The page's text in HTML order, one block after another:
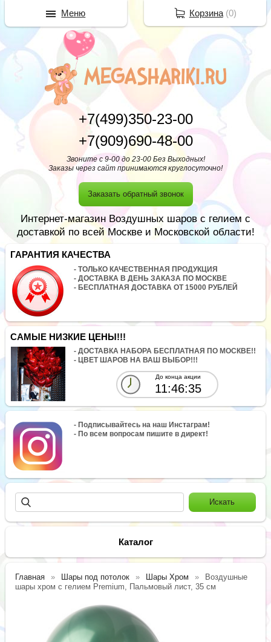
+7(499)350-23-00
+7(909)690-48-00
Звоните с 9-00 до 23-00 Без Выходных!
Заказы через сайт принимаются круглосуточно!
Заказать обратный звонок
Интернет-магазин Воздушных шаров с гелием с
доставкой по всей Москве и Московской области!
ГАРАНТИЯ КАЧЕСТВА
- ТОЛЬКО КАЧЕСТВЕННАЯ ПРОДУКЦИЯ
- ДОСТАВКА В ДЕНЬ ЗАКАЗА ПО МОСКВЕ
- БЕСПЛАТНАЯ ДОСТАВКА ОТ 15000 РУБЛЕЙ
САМЫЕ НИЗКИЕ ЦЕНЫ!!!
- ДОСТАВКА НАБОРА БЕСПЛАТНАЯ ПО МОСКВЕ!!
- ЦВЕТ ШАРОВ НА ВАШ ВЫБОР!!!
До конца акции
11:46:35
- Подписывайтесь на наш Инстаграм!
- По всем вопросам пишите в директ!
Каталог
Главная Шары под потолок Шары Хром
Воздушные
шары хром с гелием Premium, Пальмовый лист, 35 см
Корзина(0)
Меню